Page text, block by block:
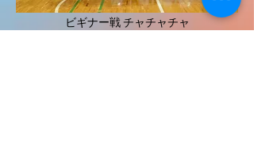
ビギナー戦 チャチャチャ